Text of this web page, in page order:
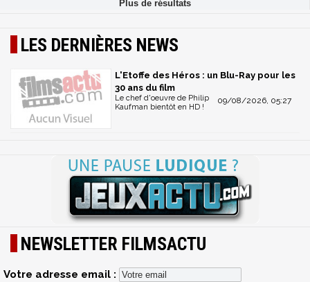
LES DERNIÈRES NEWS
L'Etoffe des Héros : un Blu-Ray pour les
30 ans du film
09/08/2026, 05:27
Le chef d'oeuvre de Philip
Kaufman bientôt en HD !
NEWSLETTER FILMSACTU
Votre adresse email :